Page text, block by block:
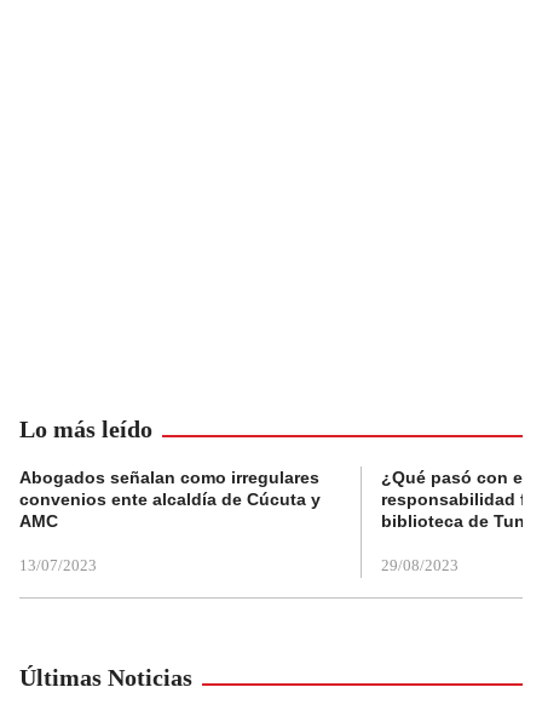
Lo más leído
Abogados señalan como irregulares
convenios ente alcaldía de Cúcuta y
AMC
13/07/2023
¿Qué pasó con el
responsabilidad
biblioteca de
29/08/2023
Últimas Noticias